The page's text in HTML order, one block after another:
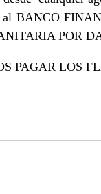
al BANCO
POR
PAGAR LOS